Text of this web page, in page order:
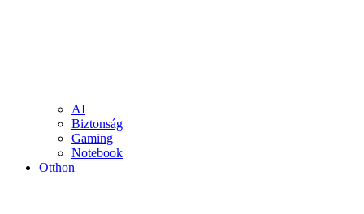
AI
Biztonság
Gaming
Notebook
Otthon